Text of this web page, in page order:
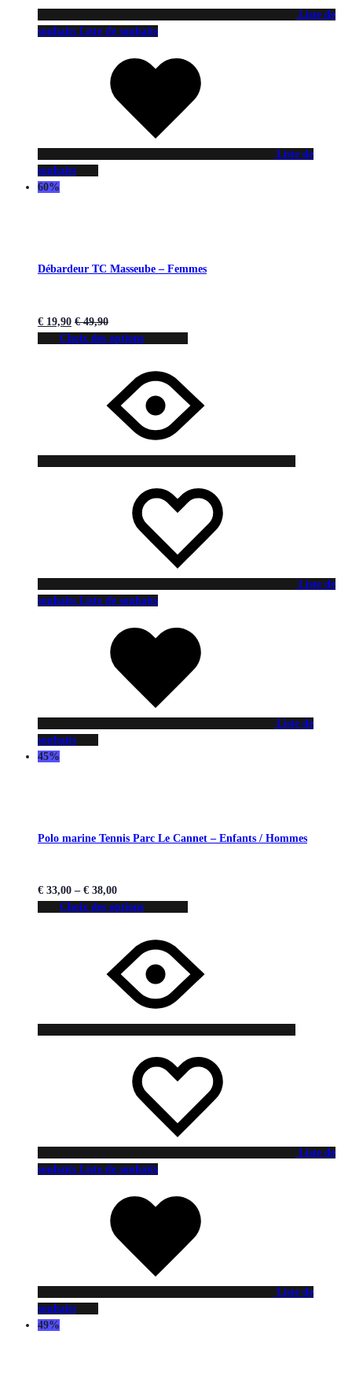
Liste de
souhaits Liste de souhaits
Liste de
souhaits
60%
Débardeur TC Masseube – Femmes
€ 19,90 €49,90
Choix des options
Liste de
souhaits Liste de souhaits
Liste de
souhaits
45%
Polo marine Tennis Parc Le Cannet – Enfants / Hommes
€ 33,00 – € 38,00
Choix des options
Liste de
souhaits Liste de souhaits
Liste de
souhaits
49%